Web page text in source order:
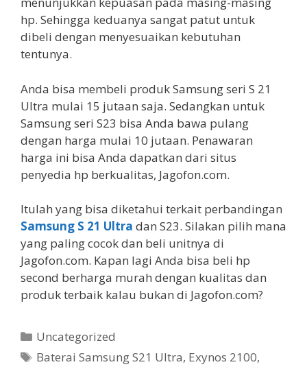
hp. Sehingga keduanya sangat patut untuk
dibeli dengan menyesuaikan kebutuhan
tentunya.
Anda bisa membeli produk Samsung seri S 21
Ultra mulai 15 jutaan saja. Sedangkan untuk
Samsung seri S23 bisa Anda bawa pulang
dengan harga mulai 10 jutaan. Penawaran
harga ini bisa Anda dapatkan dari situs
penyedia hp berkualitas, Jagofon.com.
Itulah yang bisa diketahui terkait perbandingan
Samsung S 21 Ultra dan S23. Silakan pilih mana
yang paling cocok dan beli unitnya di
Jagofon.com. Kapan lagi Anda bisa beli hp
second berharga murah dengan kualitas dan
produk terbaik kalau bukan di Jagofon.com?
Kategori
Uncategorized
Tag
Baterai Samsung S21 Ultra, Exynos 2100,